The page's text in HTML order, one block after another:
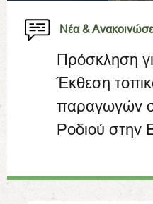
Νέα &
Πρόσκληση
Έκθεση
παραγωγών
Ροδιού στην